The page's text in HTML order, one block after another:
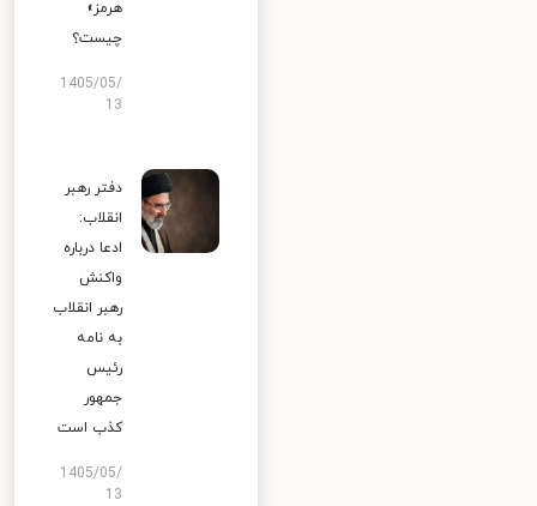
هرمز»
چیست؟
1405/05/
13
دفتر رهبر
انقلاب:
ادعا درباره
واکنش
رهبر انقلاب
به نامه
رئیس
جمهور
کذب است
1405/05/
13